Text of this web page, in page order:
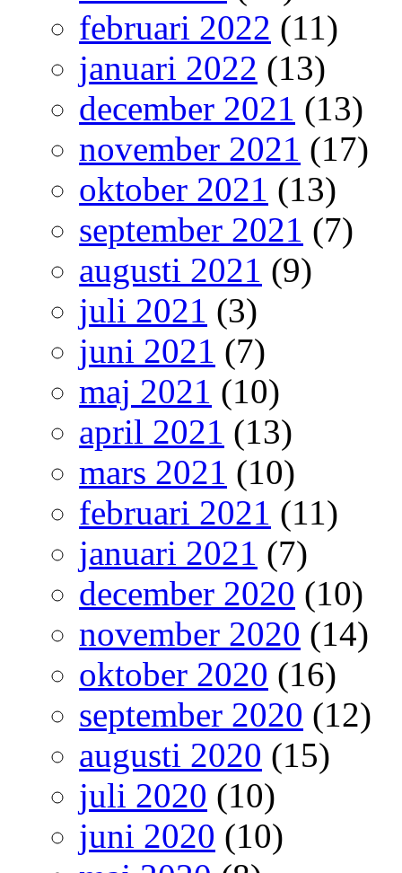
februari 2022 (11)
januari 2022 (13)
december 2021 (13)
november 2021 (17)
oktober 2021 (13)
september 2021 (7)
augusti 2021 (9)
juli 2021 (3)
juni 2021 (7)
maj 2021 (10)
april 2021 (13)
mars 2021 (10)
februari 2021 (11)
januari 2021 (7)
december 2020 (10)
november 2020 (14)
oktober 2020 (16)
september 2020 (12)
augusti 2020 (15)
juli 2020 (10)
juni 2020 (10)